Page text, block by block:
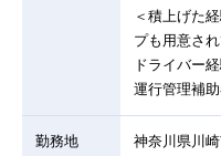
＜積上げた
プも用意さ
ドライバ
運行管理補
勤務地 神奈川県川